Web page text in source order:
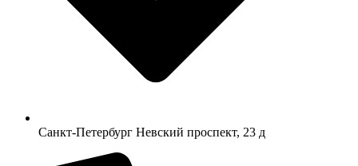
Санкт-Петербург Невский проспект, 23 д